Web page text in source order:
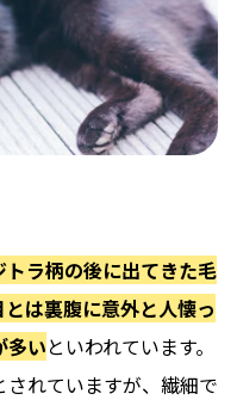
トラ柄の後に出てきた毛
は裏腹に意外と人懐っ
多いといわれています。
されていますが、繊細で